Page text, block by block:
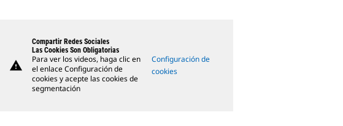
warning
Compartir Redes Sociales
Las Cookies Son Obligatorias
Para ver los videos, haga clic en
el enlace Configuración de
cookies y acepte las cookies de
segmentación
Configuración de
cookies